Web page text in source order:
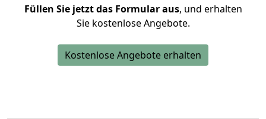
Füllen Sie jetzt das Formular aus, und erhalten
Sie kostenlose Angebote.
Kostenlose Angebote erhalten